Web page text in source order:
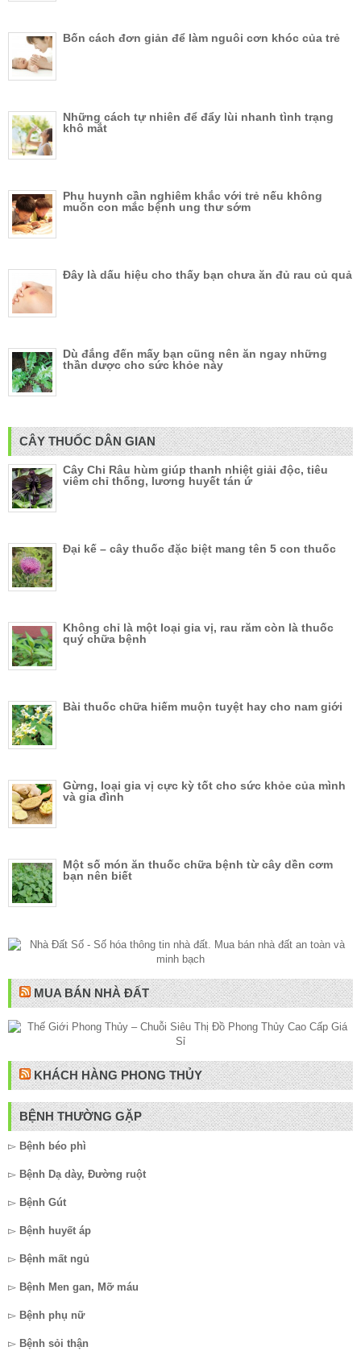
Bốn cách đơn giản để làm nguôi cơn khóc của trẻ
Những cách tự nhiên để đẩy lùi nhanh tình trạng
khô mắt
Phụ huynh cần nghiêm khắc với trẻ nếu không
muốn con mắc bệnh ung thư sớm
Đây là dấu hiệu cho thấy bạn chưa ăn đủ rau củ quả
Dù đắng đến mấy bạn cũng nên ăn ngay những
thần dược cho sức khỏe này
CÂY THUỐC DÂN GIAN
Cây Chi Râu hùm giúp thanh nhiệt giải độc, tiêu
viêm chỉ thống, lương huyết tán ứ
Đại kế – cây thuốc đặc biệt mang tên 5 con thuốc
Không chỉ là một loại gia vị, rau răm còn là thuốc
quý chữa bệnh
Bài thuốc chữa hiếm muộn tuyệt hay cho nam giới
Gừng, loại gia vị cực kỳ tốt cho sức khỏe của mình
và gia đình
Một số món ăn thuốc chữa bệnh từ cây dền cơm
bạn nên biết
MUA BÁN NHÀ ĐẤT
KHÁCH HÀNG PHONG THỦY
BỆNH THƯỜNG GẶP
▻ Bệnh béo phì
▻ Bệnh Dạ dày, Đường ruột
▻ Bệnh Gút
▻ Bệnh huyết áp
▻ Bệnh mất ngủ
▻ Bệnh Men gan, Mỡ máu
▻ Bệnh phụ nữ
▻ Bệnh sỏi thận